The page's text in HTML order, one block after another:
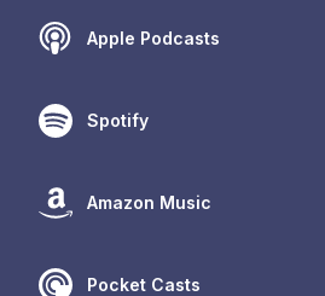
Apple Podcasts
Spotify
Amazon Music
Pocket Casts